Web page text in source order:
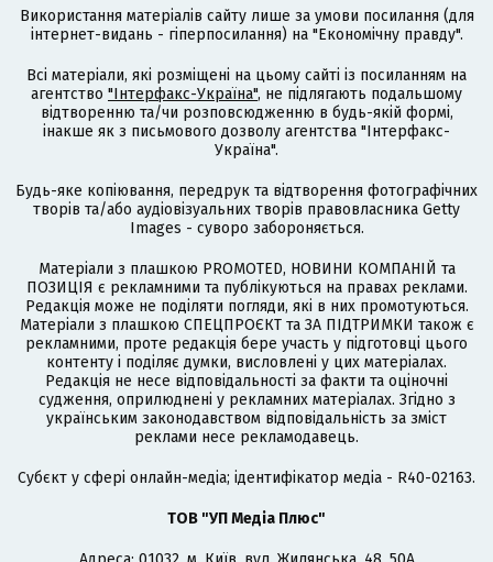
Використання матеріалів сайту лише за умови посилання (для
інтернет-видань - гіперпосилання) на "Економічну правду".
Всі матеріали, які розміщені на цьому сайті із посиланням на
агентство "Інтерфакс-Україна", не підлягають подальшому
відтворенню та/чи розповсюдженню в будь-якій формі,
інакше як з письмового дозволу агентства "Інтерфакс-
Україна".
Будь-яке копіювання, передрук та відтворення фотографічних
творів та/або аудіовізуальних творів правовласника Getty
Images - суворо забороняється.
Матеріали з плашкою PROMOTED, НОВИНИ КОМПАНІЙ та
ПОЗИЦІЯ є рекламними та публікуються на правах реклами.
Редакція може не поділяти погляди, які в них промотуються.
Матеріали з плашкою СПЕЦПРОЄКТ та ЗА ПІДТРИМКИ також є
рекламними, проте редакція бере участь у підготовці цього
контенту і поділяє думки, висловлені у цих матеріалах.
Редакція не несе відповідальності за факти та оціночні
судження, оприлюднені у рекламних матеріалах. Згідно з
українським законодавством відповідальність за зміст
реклами несе рекламодавець.
Cубєкт у сфері онлайн-медіа; ідентифікатор медіа - R40-02163.
ТОВ "УП Медіа Плюс"